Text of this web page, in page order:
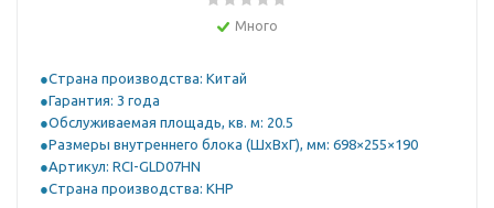
Много
Страна производства: Китай
Гарантия: 3 года
Обслуживаемая площадь, кв. м: 20.5
Размеры внутреннего блока (ШхВхГ), мм: 698×255×190
Артикул: RCI-GLD07HN
Страна производства: КНР